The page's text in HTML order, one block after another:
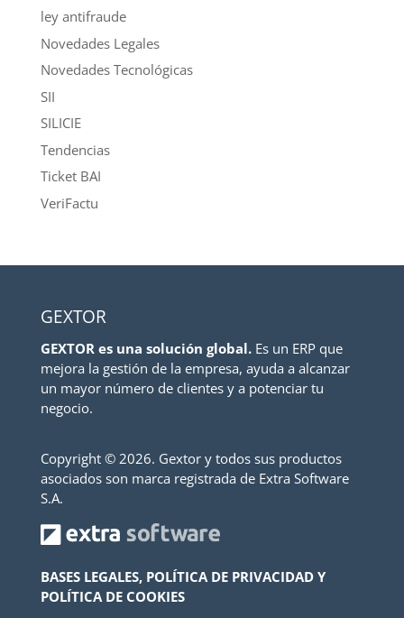
ley antifraude
Novedades Legales
Novedades Tecnológicas
SII
SILICIE
Tendencias
Ticket BAI
VeriFactu
GEXTOR
GEXTOR es una solución global.Es un ERP que
mejora la gestión de la empresa, ayuda a alcanzar
un mayor número de clientes y a potenciar tu
negocio.
Copyright © 2026. Gextor y todos sus productos
asociados son marca registrada de Extra Software
S.A.
BASES LEGALES, POLÍTICA DE PRIVACIDAD Y
POLÍTICA DE COOKIES